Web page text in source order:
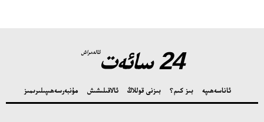
24 سائەت ئالدىراش
ئاناسەھىپە بىز كىم؟ بىزنى قوللاڭ ئالاقىلىشىش مۇنبەرسەھىپىلىرىمىز